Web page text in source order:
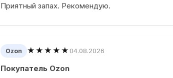
Приятный запах. Рекомендую.
Ozon ★★★★★ 04.08.2026
Покупатель Ozon